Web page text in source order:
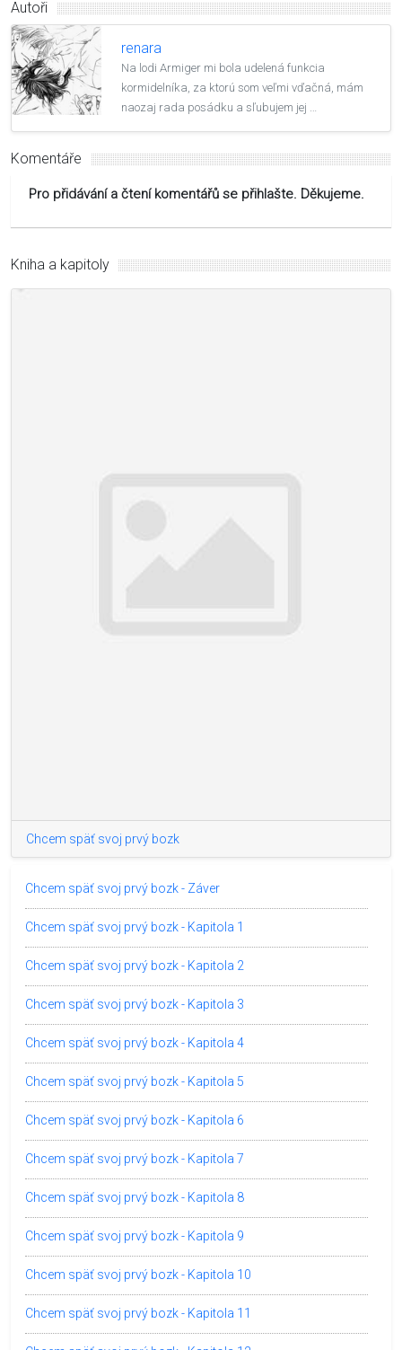
Autoři
renara
Na lodi Armiger mi bola udelená funkcia
kormidelníka, za ktorú som veľmi vďačná, mám
naozaj rada posádku a sľubujem jej …
Komentáře
Pro přidávání a čtení komentářů se přihlašte. Děkujeme.
Kniha a kapitoly
Chcem späť svoj prvý bozk
Chcem späť svoj prvý bozk - Záver
Chcem späť svoj prvý bozk - Kapitola 1
Chcem späť svoj prvý bozk - Kapitola 2
Chcem späť svoj prvý bozk - Kapitola 3
Chcem späť svoj prvý bozk - Kapitola 4
Chcem späť svoj prvý bozk - Kapitola 5
Chcem späť svoj prvý bozk - Kapitola 6
Chcem späť svoj prvý bozk - Kapitola 7
Chcem späť svoj prvý bozk - Kapitola 8
Chcem späť svoj prvý bozk - Kapitola 9
Chcem späť svoj prvý bozk - Kapitola 10
Chcem späť svoj prvý bozk - Kapitola 11